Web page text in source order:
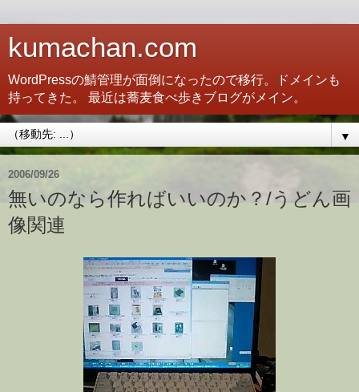
kumachan.com
WordPressの鯖管理が面倒になったので移行。ドメインも
持ってきた。 最近は蕎麦食べ歩きブログがメイン。
▼
2006/09/26
無いのなら作ればいいのか？/うどん画
像関連